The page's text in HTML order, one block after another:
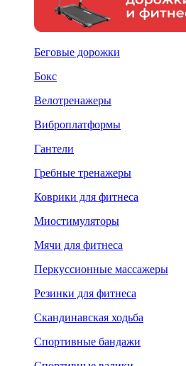
Беговые дорожки
Бокс
Велотренажеры
Виброплатформы
Гантели
Гребные тренажеры
Коврики для фитнеса
Миостимуляторы
Мячи для фитнеса
Перкуссионные массажеры
Резинки для фитнеса
Скандинавская ходьба
Спортивные бандажи